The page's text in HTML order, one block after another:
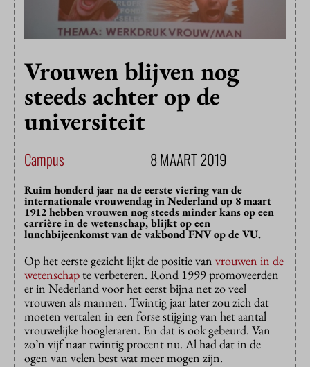
Vrouwen blijven nog
steeds achter op de
universiteit
Campus 8 MAART 2019
Ruim honderd jaar na de eerste viering van de
internationale vrouwendag in Nederland op 8 maart
1912 hebben vrouwen nog steeds minder kans op een
carrière in de wetenschap, blijkt op een
lunchbijeenkomst van de vakbond FNV op de VU.
Op het eerste gezicht lijkt de positie van vrouwen in de
wetenschapte verbeteren. Rond 1999 promoveerden
er in Nederland voor het eerst bijna net zo veel
vrouwen als mannen. Twintig jaar later zou zich dat
moeten vertalen in een forse stijging van het aantal
vrouwelijke hoogleraren. En dat is ook gebeurd. Van
zo’n vijf naar twintig procent nu. Al had dat in de
ogen van velen best wat meer mogen zijn.